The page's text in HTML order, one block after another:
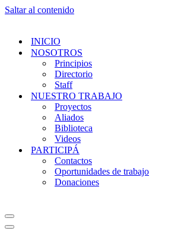
Saltar al contenido
INICIO
NOSOTROS
Principios
Directorio
Staff
NUESTRO TRABAJO
Proyectos
Aliados
Biblioteca
Videos
PARTICIPÁ
Contactos
Oportunidades de trabajo
Donaciones